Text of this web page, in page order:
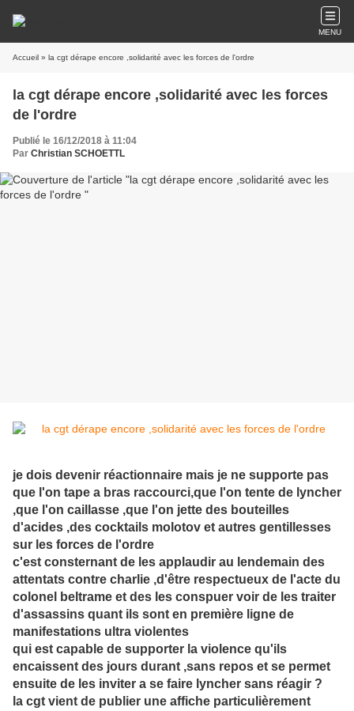
MENU
Accueil » la cgt dérape encore ,solidarité avec les forces de l'ordre
la cgt dérape encore ,solidarité avec les forces
de l'ordre
Publié le 16/12/2018 à 11:04
Par Christian SCHOETTL
je dois devenir réactionnaire mais je ne supporte pas
que l'on tape a bras raccourci,que l'on tente de lyncher
,que l'on caillasse ,que l'on jette des bouteilles
d'acides ,des cocktails molotov et autres gentillesses
sur les forces de l'ordre
c'est consternant de les applaudir au lendemain des
attentats contre charlie ,d'être respectueux de l'acte du
colonel beltrame et des les conspuer voir de les traiter
d'assassins quant ils sont en première ligne de
manifestations ultra violentes
qui est capable de supporter la violence qu'ils
encaissent des jours durant ,sans repos et se permet
ensuite de les inviter a se faire lyncher sans réagir ?
la cgt vient de publier une affiche particulièrement